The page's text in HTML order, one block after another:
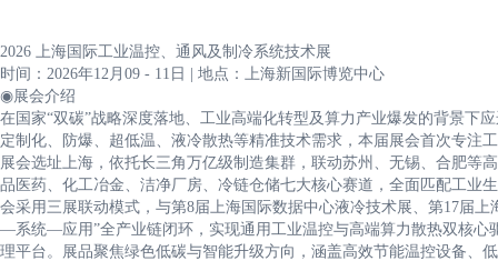
2026 上海国际工业温控、通风及制冷系统技术展
时间：2026年12月09 - 11日 | 地点：上海新国际博览中心
◉展会介绍
在国家“双碳”战略深度落地、工业高端化转型及算力产业爆发的背景下
定制化、防爆、超低温、液冷散热等精准技术需求，本届展会首次专注
展会选址上海，依托长三角万亿级制造集群，联动苏州、无锡、合肥等
品医药、化工冶金、洁净厂房、冷链仓储七大核心赛道，全面匹配工业
会采用三展联动模式，与第8届上海国际数据中心液冷技术展、第17届
—系统—应用”全产业链闭环，实现通用工业温控与高端算力散热双核心
理平台。展品聚焦绿色低碳与智能升级方向，涵盖高效节能温控设备、